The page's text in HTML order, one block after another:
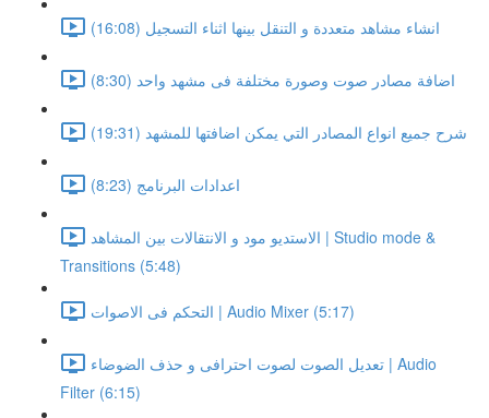
انشاء مشاهد متعددة و التنقل بينها اثناء التسجيل (16:08)
اضافة مصادر صوت وصورة مختلفة فى مشهد واحد (8:30)
شرح جميع انواع المصادر التي يمكن اضافتها للمشهد (19:31)
اعدادات البرنامج (8:23)
الاستديو مود و الانتقالات بين المشاهد | Studio mode &
Transitions (5:48)
التحكم فى الاصوات | Audio Mixer (5:17)
تعديل الصوت لصوت احترافى و حذف الضوضاء | Audio
Filter (6:15)